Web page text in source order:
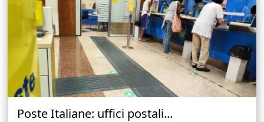
Poste Italiane: uffici postali...